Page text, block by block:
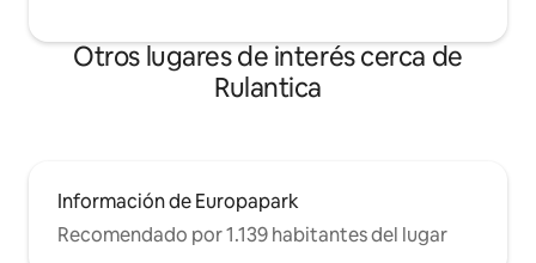
Otros lugares de interés cerca de
Rulantica
Información de Europapark
Recomendado por 1.139 habitantes del lugar